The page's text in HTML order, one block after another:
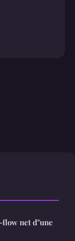
net d"une